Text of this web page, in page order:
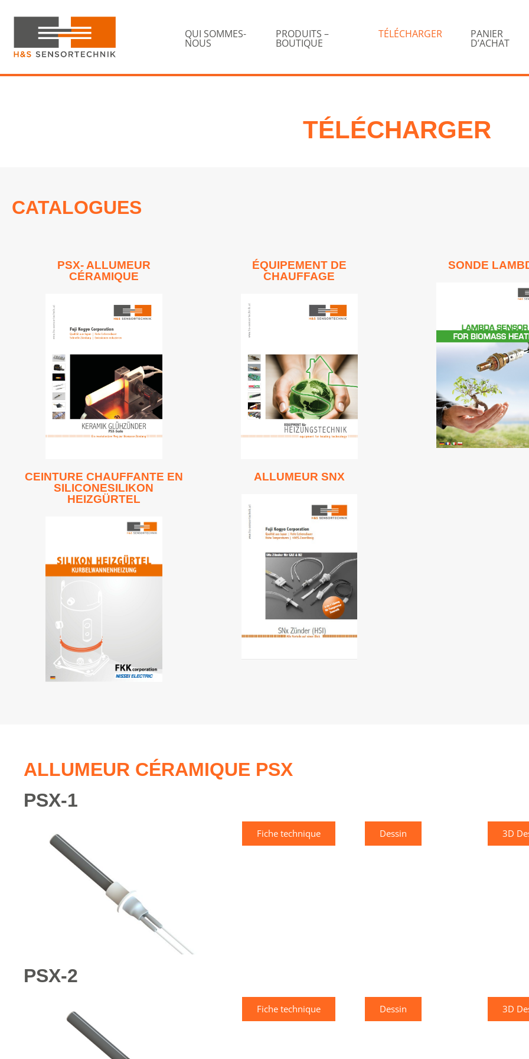
à
navigation
principale
contenu
principal
Sensortechnik
QUI SOMMES-
NOUS
PRODUITS –
BOUTIQUE
TÉLÉCHARGER PANIER
D’ACHAT
TÉLÉCHARGER
CATALOGUES
PSX- ALLUMEUR
CÉRAMIQUE
Lire en ligne
CEINTURE CHAUFFANTE EN
SILICONESILIKON
HEIZGÜRTEL
ÉQUIPEMENT DE
CHAUFFAGE
Lire en ligne
ALLUMEUR SNX
Lire en ligne
SONDE
Lire en ligne
ALLUMEUR CÉRAMIQUE PSX
PSX-1
Fiche technique Dessin 3D
PSX-2
Fiche technique Dessin 3D